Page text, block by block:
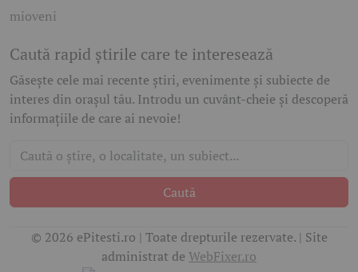
mioveni
Caută rapid știrile care te interesează
Găsește cele mai recente știri, evenimente și subiecte de
interes din orașul tău. Introdu un cuvânt-cheie și descoperă
informațiile de care ai nevoie!
Caută
© 2026 ePitesti.ro | Toate drepturile rezervate. | Site
administrat de WebFixer.ro